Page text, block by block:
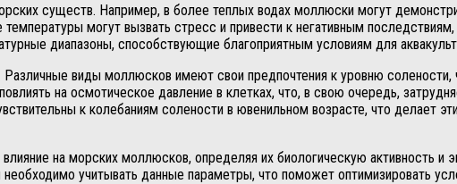
существ. Например, в более теплых водах моллюски могут
могут вызвать стресс и привести к негативным
диапазоны, способствующие благоприятным условиям для
виды моллюсков имеют свои предпочтения к уровню солености,
на осмотическое давление в клетках, что, в свою очередь,
к колебаниям солености в ювенильном возрасте, что делает
на морских моллюсков, определяя их биологическую активность и
учитывать данные параметры, что поможет оптимизировать